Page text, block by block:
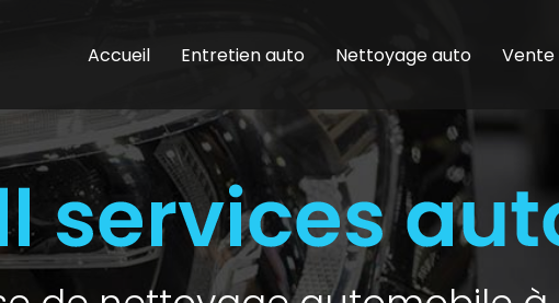
Accueil
Entretien auto Nettoyage auto Vente